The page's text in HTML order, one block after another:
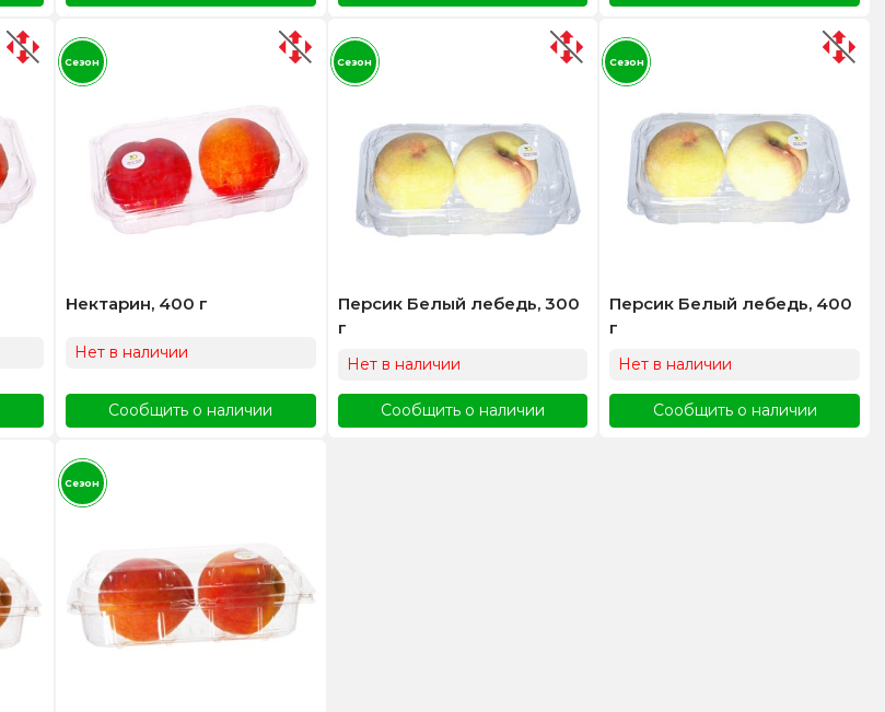
Нектарин, 400 г
Нет в наличии
Сообщить о наличии
Сезон
Персик Белый лебедь, 300
г
Нет в наличии
Сообщить о наличии
Сезон
Персик Белый лебедь, 400
г
Нет в наличии
Сообщить о наличии
Сезон
Сезон